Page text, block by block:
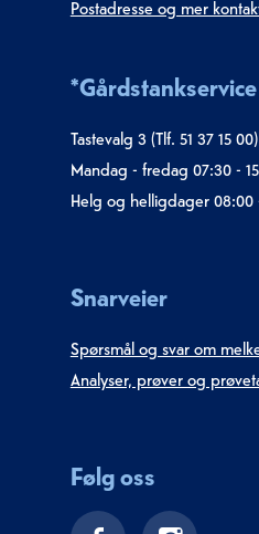
Postadresse og mer
*Gårdstankservice
Tastevalg 3 (Tlf. 51 37 15 00)
Mandag - fredag 07:30 -
Helg og helligdager 08:00
Snarveier
Spørsmål og svar om
Analyser, prøver og
Følg oss